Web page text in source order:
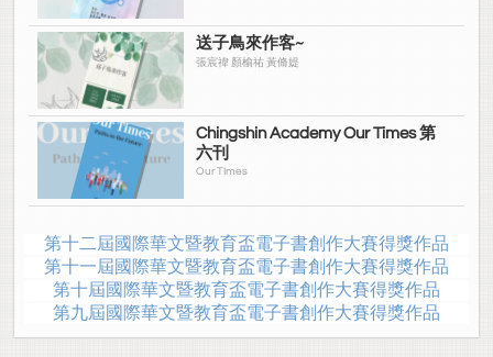
送子鳥來作客~
張宸禕 顏榆祐 黃脩媞
Chingshin Academy Our Times 第
六刊
Our TImes
第十二屆國際華文暨教育盃電子書創作大賽得獎作品
第十一屆國際華文暨教育盃電子書創作大賽得獎作品
第十屆國際華文暨教育盃電子書創作大賽得獎作品
第九屆國際華文暨教育盃電子書創作大賽得獎作品